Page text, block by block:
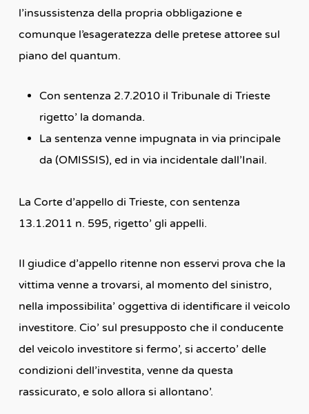
l’insussistenza della propria obbligazione e
comunque l’esageratezza delle pretese attoree sul
piano del quantum.
Con sentenza 2.7.2010 il Tribunale di Trieste
rigetto’ la domanda.
La sentenza venne impugnata in via principale
da (OMISSIS), ed in via incidentale dall’Inail.
La Corte d’appello di Trieste, con sentenza
13.1.2011 n. 595, rigetto’ gli appelli.
Il giudice d’appello ritenne non esservi prova che la
vittima venne a trovarsi, al momento del sinistro,
nella impossibilita’ oggettiva di identificare il veicolo
investitore. Cio’ sul presupposto che il conducente
del veicolo investitore si fermo’, si accerto’ delle
condizioni dell’investita, venne da questa
rassicurato, e solo allora si allontano’.